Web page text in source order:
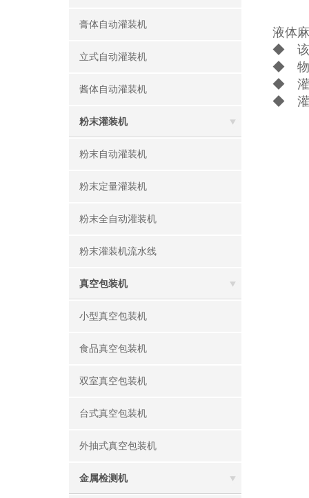
膏体自动灌装机
立式自动灌装机
酱体自动灌装机
粉末灌装机
粉末自动灌装机
粉末定量灌装机
粉末全自动灌装机
粉末灌装机流水线
真空包装机
小型真空包装机
食品真空包装机
双室真空包装机
台式真空包装机
外抽式真空包装机
金属检测机
液体
◆ 该
◆ 物
◆ 灌
◆ 灌